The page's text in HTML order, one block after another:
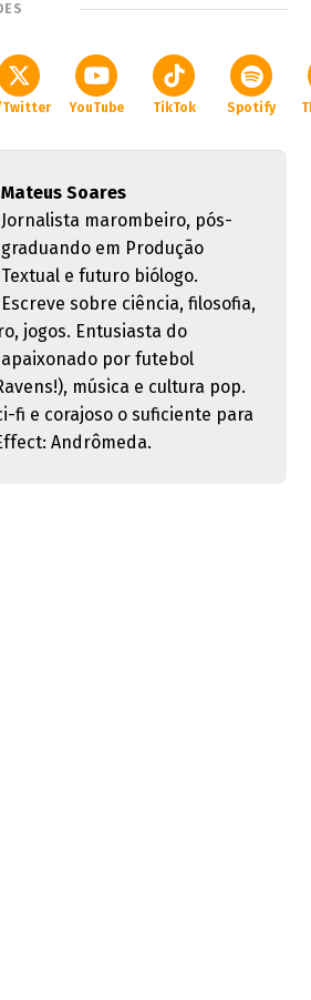
Twitter YouTube TikTok Spotify
Mateus Soares
Jornalista marombeiro, pós-
graduando em Produção
Textual e futuro biólogo.
Escreve sobre ciência, filosofia,
jogos. Entusiasta do
por futebol
música e cultura pop.
fi e corajoso o suficiente para
Andrômeda.